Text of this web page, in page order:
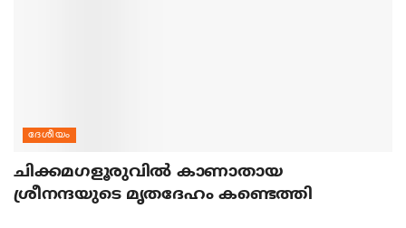
ദേശീയം
ചിക്കമഗളൂരുവില്‍ കാണാതായ
ശ്രീനന്ദയുടെ മൃതദേഹം കണ്ടെത്തി